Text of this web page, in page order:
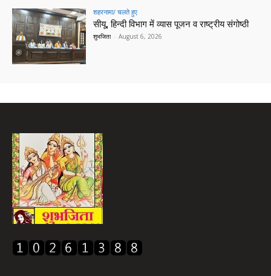
शहरनामा/ चलते हुए
सीयू, हिन्दी विभाग में व्यास पूजन व राष्ट्रीय संगोष्ठी
शुभजिता - August 6, 2026